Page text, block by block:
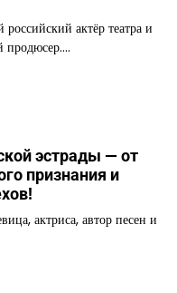
актёр театра и
продюсер.…
эстрады — от
признания и
актриса, автор песен и